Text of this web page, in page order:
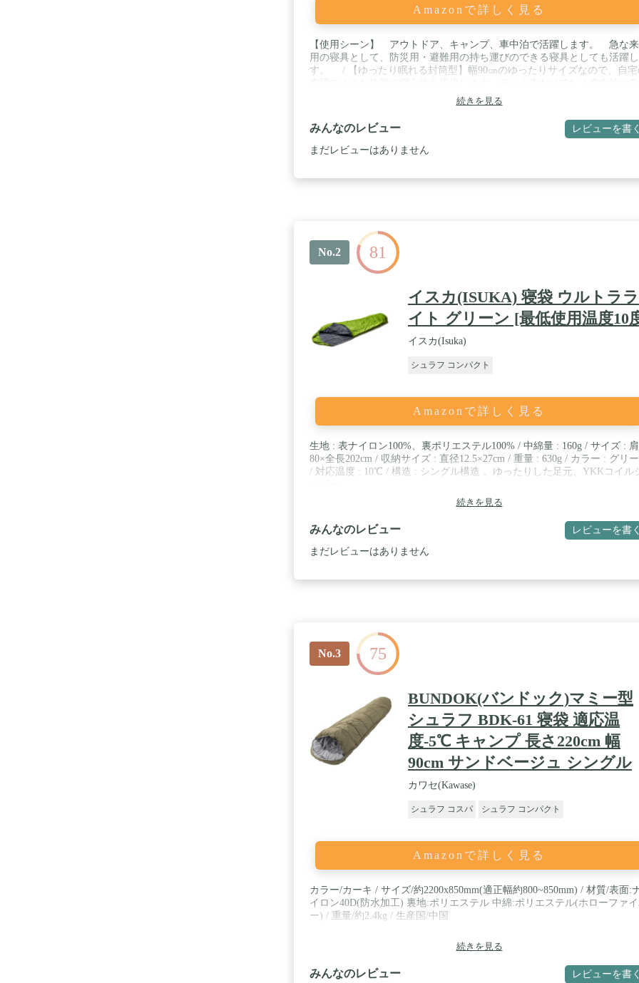
Amazonで詳しく見る
【使用シーン】 アウトドア、キャンプ、車中泊で活躍します。 急な
用の寝具として、防災用・避難用の持ち運びのできる寝具としても活躍し
す。 / 【ゆったり眠れる封筒型】幅90㎝のゆったりサイズなので、自宅
宅、防災等でも使用可能です。持ち運びに便利なキャリーケース付きです
/ 【ウォッシャブル】洗濯機で丸洗いが可能なので、手軽に清潔を保てま
す。※洗濯時はレイヤーごと個別にお洗濯ください。 / 【4シーズン対応
アウトレイヤー、ミッドレイヤー、フリースの3層構造になっており、3
レイヤーを組み合わせてもそれぞれ分割しても使える4シーズン対応モデル
続きを見る
みんなのレビュー レビューを書く
まだレビューはありません
No.2 81
イスカ(ISUKA) 寝袋 ウルトララ
イト グリーン [最低使用温度10
イスカ(Isuka)
シュラフ コンパクト
Amazonで詳しく見る
生地 : 表ナイロン100%、裏ポリエステル100% / 中綿量 : 160g / サイズ :
80×全長202cm / 収納サイズ : 直径12.5×27cm / 重量 : 630g / カラー : グリ
/ 対応温度 : 10℃ / 構造 : シングル構造 、ゆったりした足元、YKKコイル
続きを見る
みんなのレビュー レビューを書く
まだレビューはありません
No.3 75
BUNDOK(バンドック)マミー型
シュラフ BDK-61 寝袋 適応温
度-5℃ キャンプ 長さ220cm 幅
90cm サンドベージュ シングル
カワセ(Kawase)
シュラフ コスパ シュラフ コンパクト
Amazonで詳しく見る
カラー/カーキ / サイズ/約2200x850mm(適正幅約800~850mm) / 材質/表面:
イロン40D(防水加工) 裏地:ポリエステル 中綿:ポリエステル(ホローファ
ー) / 重量/約2.4kg / 生産国/中国
続きを見る
みんなのレビュー レビューを書く